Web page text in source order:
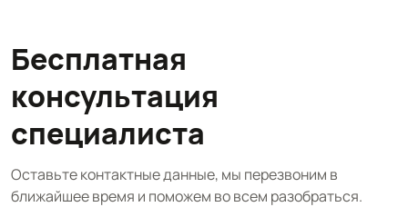
Бесплатная
консультация
специалиста
Оставьте контактные данные, мы перезвоним в
ближайшее время и поможем во всем разобраться.